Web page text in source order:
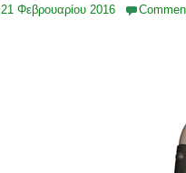
21 Φεβρουαρίου 2016